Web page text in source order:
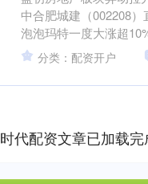
中合肥城建（002208
泡泡玛特一度大涨超
盘，A股三大指数集体
翻绿。截至....
分类：配资开户
代配资文章已加载完